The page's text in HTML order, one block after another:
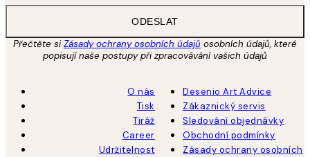
ODESLAT
Přečtěte siZásady ochrany osobních údajů osobních údajů, které
popisují naše postupy při zpracovávání vašich údajů
O nás
Tisk
Tiráž
Career
Udržitelnost
Desenio Art Advice
Zákaznický servis
Sledování objednávky
Obchodní podmínky
Zásady ochrany osobních